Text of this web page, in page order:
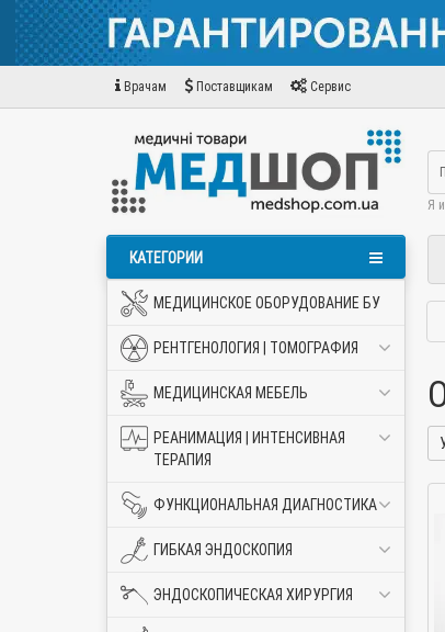
Врачам Поставщикам Сервис
Я
КАТЕГОРИИ
МЕДИЦИНСКОЕ ОБОРУДОВАНИЕ БУ
РЕНТГЕНОЛОГИЯ | ТОМОГРАФИЯ
МЕДИЦИНСКАЯ МЕБЕЛЬ
РЕАНИМАЦИЯ | ИНТЕНСИВНАЯ
ТЕРАПИЯ
ФУНКЦИОНАЛЬНАЯ ДИАГНОСТИКА
ГИБКАЯ ЭНДОСКОПИЯ
ЭНДОСКОПИЧЕСКАЯ ХИРУРГИЯ